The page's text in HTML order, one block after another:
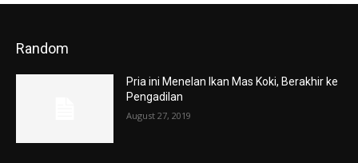
Random
Pria ini Menelan Ikan Mas Koki, Berakhir ke
Pengadilan
August 27, 2019